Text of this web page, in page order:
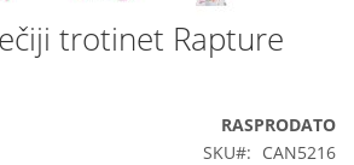
trotinet Rapture
RASPRODATO
SKU
CAN5216